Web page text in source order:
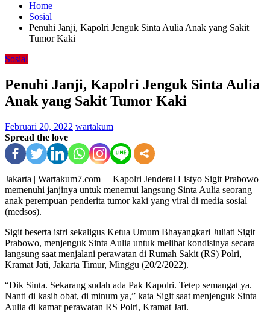
Home
Sosial
Penuhi Janji, Kapolri Jenguk Sinta Aulia Anak yang Sakit
Tumor Kaki
Sosial
Penuhi Janji, Kapolri Jenguk Sinta Aulia
Anak yang Sakit Tumor Kaki
Februari 20, 2022 wartakum
Spread the love
Jakarta | Wartakum7.com – Kapolri Jenderal Listyo Sigit Prabowo
memenuhi janjinya untuk menemui langsung Sinta Aulia seorang
anak perempuan penderita tumor kaki yang viral di media sosial
(medsos).
Sigit beserta istri sekaligus Ketua Umum Bhayangkari Juliati Sigit
Prabowo, menjenguk Sinta Aulia untuk melihat kondisinya secara
langsung saat menjalani perawatan di Rumah Sakit (RS) Polri,
Kramat Jati, Jakarta Timur, Minggu (20/2/2022).
“Dik Sinta. Sekarang sudah ada Pak Kapolri. Tetep semangat ya.
Nanti di kasih obat, di minum ya,” kata Sigit saat menjenguk Sinta
Aulia di kamar perawatan RS Polri, Kramat Jati.